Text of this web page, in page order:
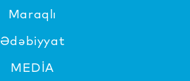
Maraqlı
Ədəbiyyat
MEDİA